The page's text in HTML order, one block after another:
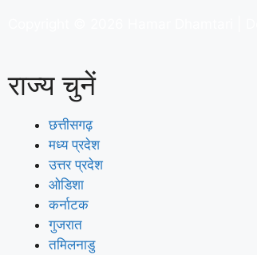
राज्य चुनें
छत्तीसगढ़
मध्य प्रदेश
उत्तर प्रदेश
ओडिशा
कर्नाटक
गुजरात
तमिलनाडु